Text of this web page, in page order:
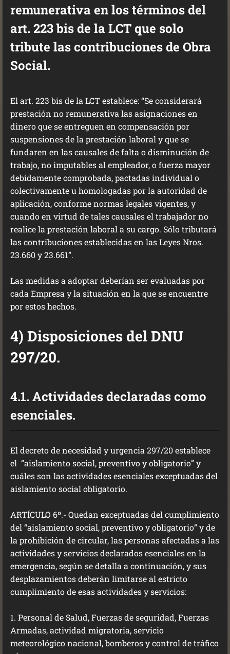
remunerativa en los términos del
art. 223 bis de la LCT que solo
tribute las contribuciones de Obra
Social.
El art. 223 bis de la LCT establece: “Se considerará
prestación no remunerativa las asignaciones en
dinero que se entreguen en compensación por
suspensiones de la prestación laboral y que se
fundaren en las causales de falta o disminución de
trabajo, no imputables al empleador, o fuerza mayor
debidamente comprobada, pactadas individual o
colectivamente u homologadas por la autoridad de
aplicación, conforme normas legales vigentes, y
cuando en virtud de tales causales el trabajador no
realice la prestación laboral a su cargo. Sólo tributará
las contribuciones establecidas en las Leyes Nros.
23.660 y 23.661”.
Las medidas a adoptar deberían ser evaluadas por
cada Empresa y la situación en la que se encuentre
por estos hechos.
4) Disposiciones del DNU
297/20.
4.1. Actividades declaradas como
esenciales.
El decreto de necesidad y urgencia 297/20 establece
el “aislamiento social, preventivo y obligatorio” y
cuáles son las actividades esenciales exceptuadas del
aislamiento social obligatorio.
ARTÍCULO 6º.- Quedan exceptuadas del cumplimiento
del “aislamiento social, preventivo y obligatorio” y de
la prohibición de circular, las personas afectadas a las
actividades y servicios declarados esenciales en la
emergencia, según se detalla a continuación, y sus
desplazamientos deberán limitarse al estricto
cumplimiento de esas actividades y servicios:
1. Personal de Salud, Fuerzas de seguridad, Fuerzas
Armadas, actividad migratoria, servicio
meteorológico nacional, bomberos y control de tráfico